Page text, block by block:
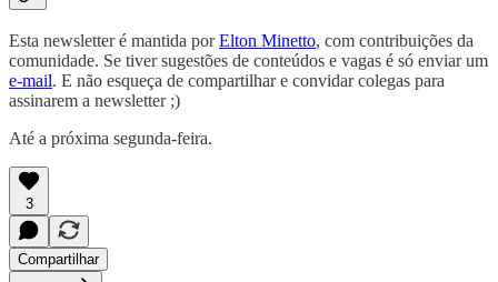
Esta newsletter é mantida porElton Minetto, com contribuições da
comunidade. Se tiver sugestões de conteúdos e vagas é só enviar um
e-mail. E não esqueça de compartilhar e convidar colegas para
assinarem a newsletter ;)
Até a próxima segunda-feira.
3
Compartilhar